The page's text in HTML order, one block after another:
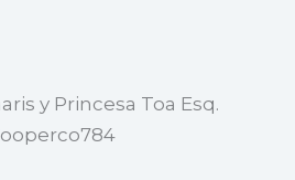
y Princesa Toa Esq.